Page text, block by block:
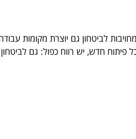
לביטחון גם יוצרת מקומות
פיתוח חדש, יש רווח כפול: גם